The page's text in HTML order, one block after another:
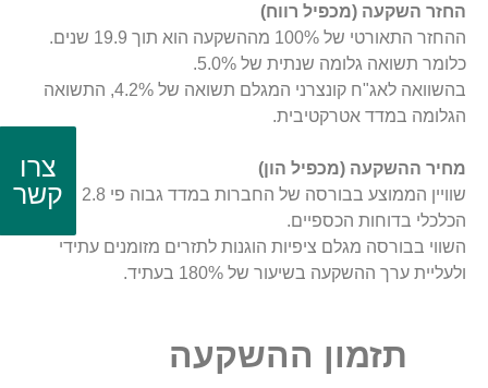
החזר השקעה (מכפיל רווח)
ההחזר התאורטי של 100% מההשקעה הוא תוך 19.9 שנים.
כלומר תשואה גלומה שנתית של 5.0%.
בהשוואה לאג"ח קונצרני המגלם תשואה של 4.2%, התשואה
הגלומה במדד אטרקטיבית.
מחיר ההשקעה (מכפיל הון)
שוויין הממוצע בבורסה של החברות במדד גבוה פי 2.8 משוויין
הכלכלי בדוחות הכספיים.
השווי בבורסה מגלם ציפיות הוגנות לתזרים מזומנים עתידי
ולעליית ערך ההשקעה בשיעור של 180% בעתיד.
תזמון ההשקעה
צרו
קשר